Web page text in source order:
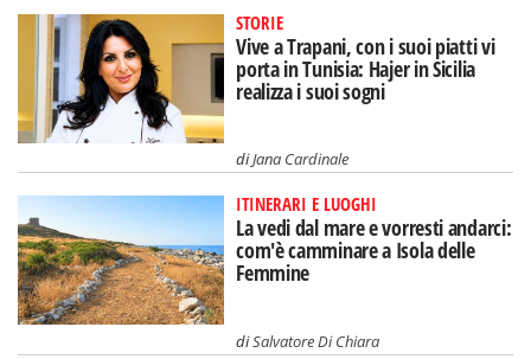
STORIE
Vive a Trapani, con i suoi piatti vi
porta in Tunisia: Hajer in Sicilia
realizza i suoi sogni
diJana Cardinale
ITINERARI E LUOGHI
La vedi dal mare e vorresti andarci:
com'è camminare a Isola delle
Femmine
diSalvatore Di Chiara